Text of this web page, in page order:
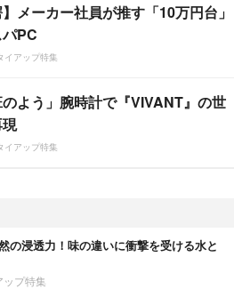
】メーカー社員が推す「10万円台」
PC
イアップ特集
のよう」腕時計で『VIVANT』の世
イアップ特集
の浸透力！味の違いに衝撃を受ける水と
ップ特集